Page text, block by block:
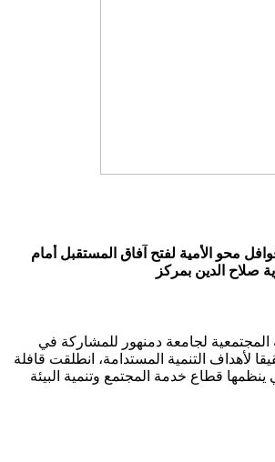
محو الأمية لفتح آفاق المستقبل أمام
صلاح الدين بمركز
المجتمعية لجامعة دمنهور للمشاركة في
لأهداف التنمية المستدامة، انطلقت قافلة
ينظمها قطاع خدمة المجتمع وتنمية البيئة